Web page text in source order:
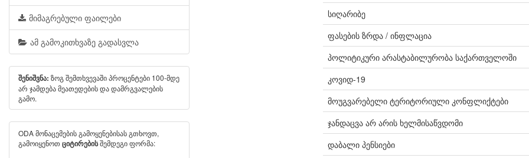
სიღარიბე
ფასების ზრდა / ინფლაცია
პოლიტიკური არასტაბილურობა საქართველოში
კოვიდ-19
მოუგვარებელი ტერიტორიული კონფლიქტები
ჯანდაცვა არ არის ხელმისაწვდომი
დაბალი პენსიები
მიმაგრებული ფაილები
ამ გამოკითხვაზე გადასვლა
შენიშვნა: ზოგ შემთხვევაში პროცენტები 100-მდე
არ ჯამდება მეათედების და დამრგვალების
გამო.
ODA მონაცემების გამოყენებისას გთხოვთ,
გამოიყენოთ ციტირებისშემდეგი ფორმა: